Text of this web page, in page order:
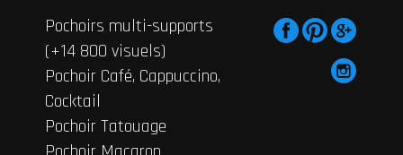
Pochoirs multi-supports
(+14 800 visuels)
Pochoir Café, Cappuccino,
Cocktail
Pochoir Tatouage